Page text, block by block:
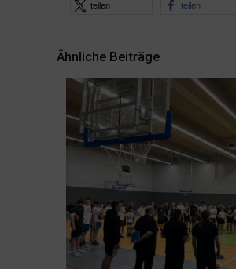
teilen teilen
Ähnliche Beiträge